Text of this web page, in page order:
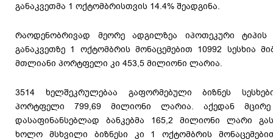
განაკვეთმა 1 ოქტომბრისთვის 14.4% შეადგინა.
რაოდენობრივად მეორე ადგილზეა იპოთეკური ტიპის
განაკვეთზე 1 ოქტომბრის მონაცემებით 10992 სესხია
მთლიანი პორტფელი კი 453,5 მილიონი ლარია.
3514 ხელშეკრულებაა გაფორმებული ბიზნეს
პორტფელი 799,69 მილიონი ლარია. აქედან
დასაფინანსებლად ბანკებმა 165,2 მილიონი ლარი
ხოლო მსხვილი ბიზნესი კი 1 ოქტომბრის